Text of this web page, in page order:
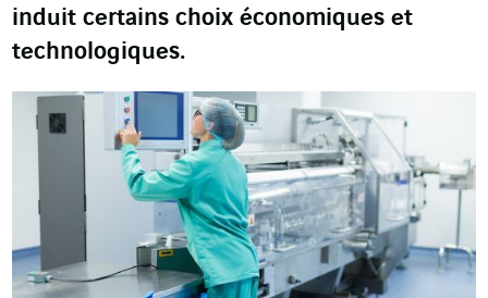
induit certains choix économiques et
technologiques.